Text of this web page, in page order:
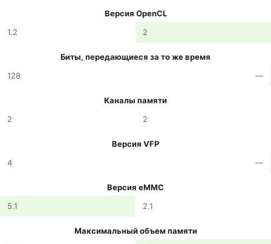
Версия OpenCL
1.2
2
Биты, передающиеся за то же время
128
—
Каналы памяти
2
2
Версия VFP
4
—
Версия eMMC
5.1
2.1
Максимальный объем памяти